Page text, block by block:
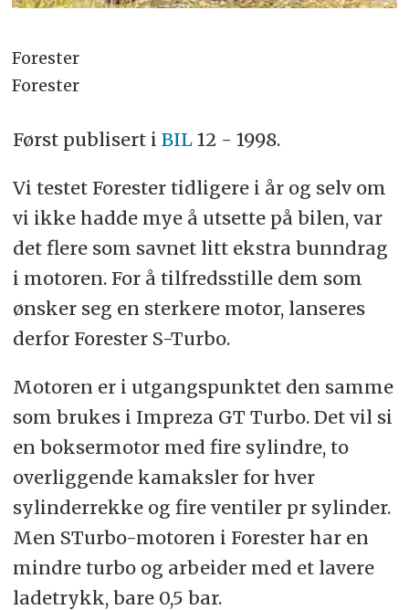
Forester
Forester
Først publisert i BIL12 - 1998.
Vi testet Forester tidligere i år og selv om
vi ikke hadde mye å utsette på bilen, var
det flere som savnet litt ekstra bunndrag
i motoren. For å tilfredsstille dem som
ønsker seg en sterkere motor, lanseres
derfor Forester S-Turbo.
Motoren er i utgangspunktet den samme
som brukes i Impreza GT Turbo. Det vil si
en boksermotor med fire sylindre, to
overliggende kamaksler for hver
sylinderrekke og fire ventiler pr sylinder.
Men STurbo-motoren i Forester har en
mindre turbo og arbeider med et lavere
ladetrykk, bare 0,5 bar.